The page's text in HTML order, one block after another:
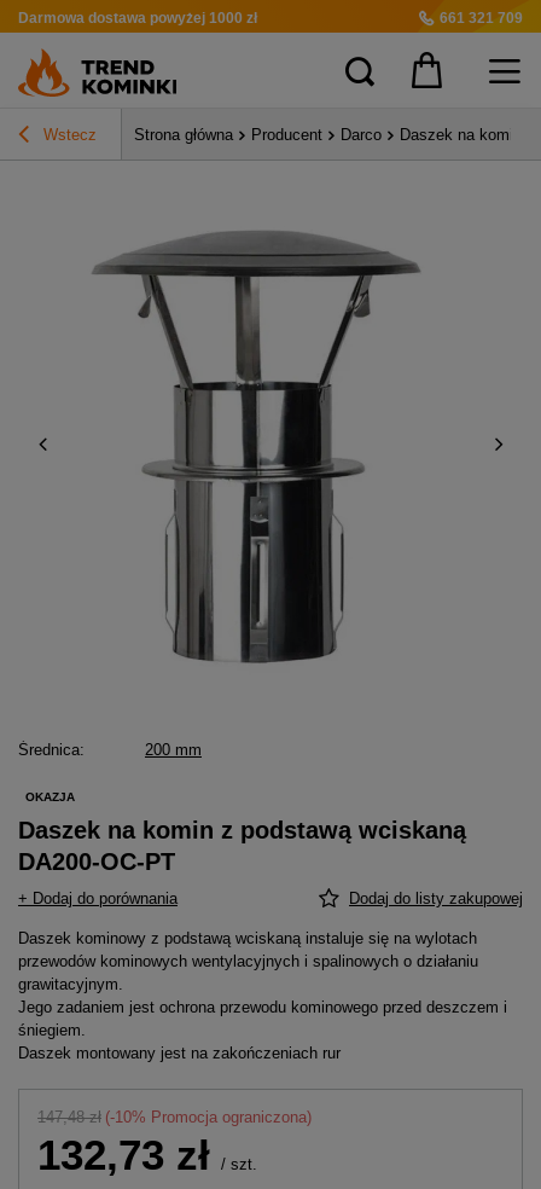
Darmowa dostawa powyżej 1000 zł 661 321 709
Wstecz Strona główna Producent Darco Daszek na komin z
Średnica 200 mm
OKAZJA
Daszek na komin z podstawą wciskaną
DA200-OC-PT
+ Dodaj do porównania Dodaj do listy zakupowej
Daszek kominowy z podstawą wciskaną instaluje się na wylotach
przewodów kominowych wentylacyjnych i spalinowych o działaniu
grawitacyjnym.
Jego zadaniem jest ochrona przewodu kominowego przed deszczem i
śniegiem.
Daszek montowany jest na zakończeniach rur
147,48 zł (-10% Promocja ograniczona)
132,73 zł / szt.